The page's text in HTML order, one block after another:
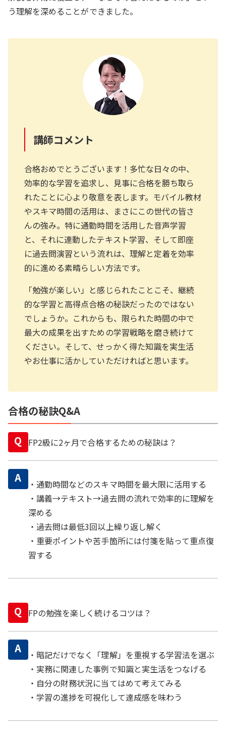
う理解を深めることができました。
講師コメント
合格おめでとうございます！多忙な日々の中、
効率的な学習を追求し、見事に合格を勝ち取ら
れたことに心より敬意を表します。モバイル教材
やスキマ時間の活用は、まさにこの世代の皆さ
んの強み。特に通勤時間を活用した音声学習
と、それに連動したテキスト学習、そして即座
に過去問演習という流れは、理解と定着を効率
的に進める素晴らしい方法です。
「勉強が楽しい」と感じられたことこそ、継続
的な学習と高得点合格の秘訣だったのではない
でしょうか。これからも、限られた時間の中で
最大の成果を出すための学習戦略を磨き続けて
ください。そして、せっかく得た知識を実生活
やお仕事に活かしていただければと思います。
合格の秘訣Q&A
Q FP2級に2ヶ月で合格するための秘訣は？
A
・通勤時間などのスキマ時間を最大限に活用する
・講義→テキスト→過去問の流れで効率的に理解を
深める
・過去問は最低3回以上繰り返し解く
・重要ポイントや苦手箇所には付箋を貼って重点復
習する
Q FPの勉強を楽しく続けるコツは？
A
・暗記だけでなく「理解」を重視する学習法を選ぶ
・実務に関連した事例で知識と実生活をつなげる
・自分の財務状況に当てはめて考えてみる
・学習の進捗を可視化して達成感を味わう